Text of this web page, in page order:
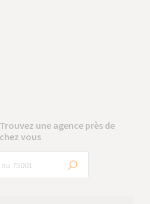
Trouvez une agence près de
chez vous